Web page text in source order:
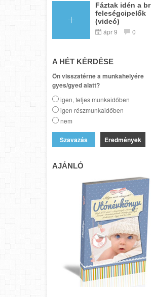
Fáztak idén a
feleségcipelők
(videó)
ápr 9 0
A HÉT KÉRDÉSE
Ön visszatérne a munkahelyére
gyes/gyed alatt?
igen, teljes munkaidőben
igen részmunkaidőben
nem
Eredmények
AJÁNLÓ